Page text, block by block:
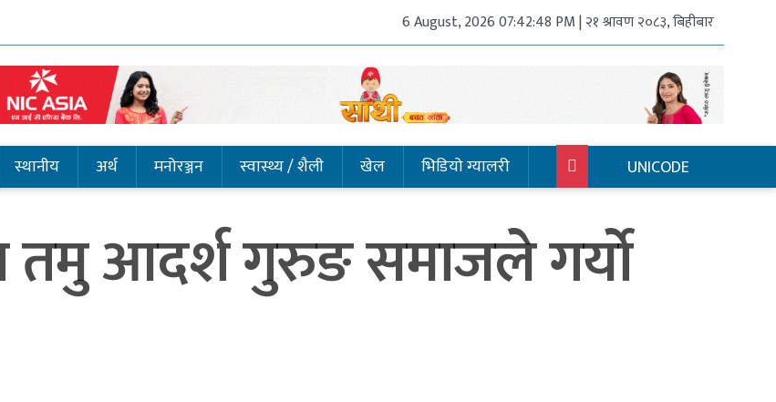
6 August, 2026 07:42:48 PM | २१ श्रावण २०८३, बिहीबार
स्थानीय अर्थ मनोरञ्जन स्वास्थ्य / शैली खेल भिडियो ग्यालरी UNICODE
तमु आदर्श गुरुङ समाजले गर्यो